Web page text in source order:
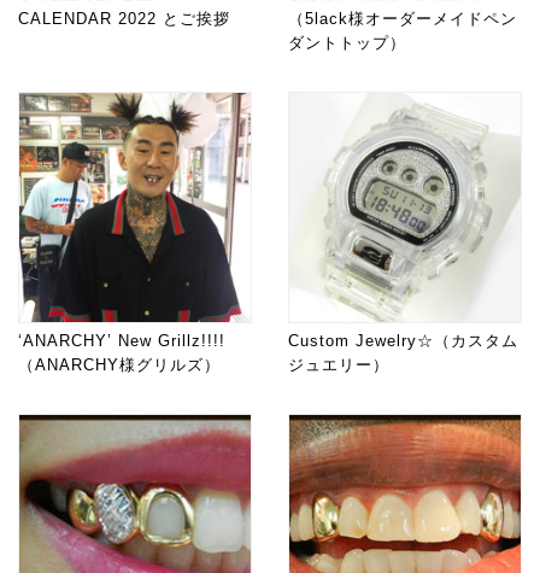
CALENDAR 2022 とご挨拶
（5lack様オーダーメイドペン
ダントトップ）
‘ANARCHY’ New Grillz!!!!
（ANARCHY様グリルズ）
Custom Jewelry☆（カスタム
ジュエリー）